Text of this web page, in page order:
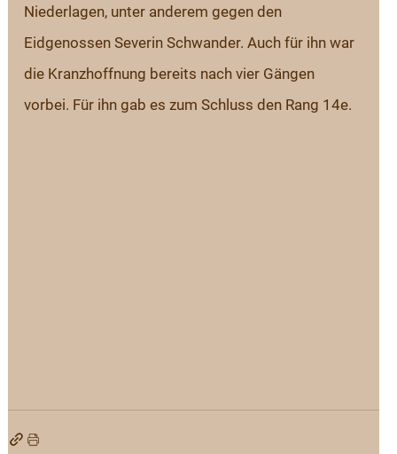
Niederlagen, unter anderem gegen den
Eidgenossen Severin Schwander. Auch für ihn war
die Kranzhoffnung bereits nach vier Gängen
vorbei. Für ihn gab es zum Schluss den Rang 14e.